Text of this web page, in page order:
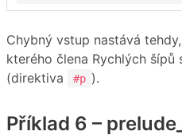
Chybný vstup nastává
kterého člena Rychlých šípů
(direktiva
#p ).
Příklad 6 –